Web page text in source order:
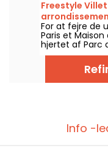
publikum. Vi
det!
stemning,
aftenoplevelse.
helt unikt?
Freestyle
For at fejre de
Paris et
hjertet af Parc
oktober 2025
dans, musik,
Info -